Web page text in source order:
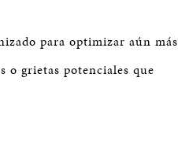
para optimizar aún más
o grietas potenciales que